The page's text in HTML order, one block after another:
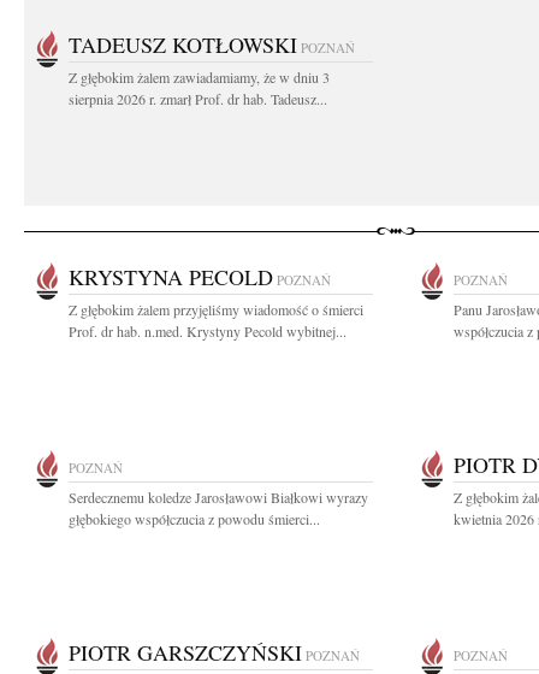
TADEUSZ KOTŁOWSKI POZNAŃ
Z głębokim żalem zawiadamiamy, że w dniu 3
sierpnia 2026 r. zmarł Prof. dr hab. Tadeusz...
KRYSTYNA PECOLD POZNAŃ
Z głębokim żalem przyjęliśmy wiadomość o śmierci
Prof. dr hab. n.med. Krystyny Pecold wybitnej...
POZNAŃ
Panu
współczucia
POZNAŃ
Serdecznemu koledze Jarosławowi Białkowi wyrazy
głębokiego współczucia z powodu śmierci...
PIOTR
Z głębokim
kwietnia 2026
PIOTR GARSZCZYŃSKI POZNAŃ POZNAŃ